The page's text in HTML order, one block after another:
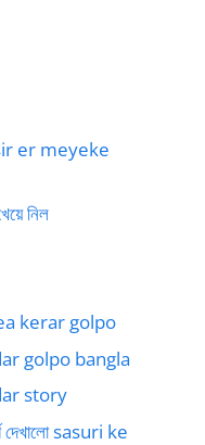
sir er meyeke
নিল
kerar golpo
golpo bangla
story
দেখালো sasuri ke